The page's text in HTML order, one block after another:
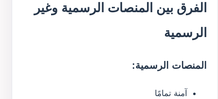
الفرق بين المنصات الرسمية وغير
الرسمية
المنصات الرسمية:
آمنة تمامًا